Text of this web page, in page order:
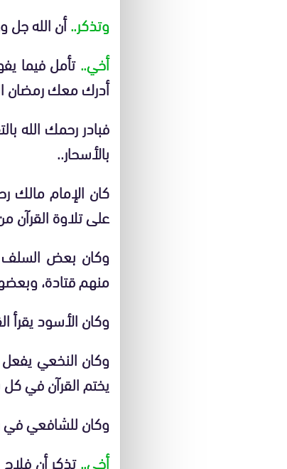
وتذكر..أن الله جل
أخي..تأمل فيما
أدرك معك رمضان
فبادر رحمك الله
بالأسحار..
كان الإمام مالك
على تلاوة
وكان بعض السلف
منهم قتادة،
وكان الأسود يقرأ
وكان النخعي
يختم القرآن في
وكان للشافعي في
أخي..تذكر أن